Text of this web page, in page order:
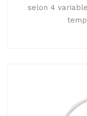
selon 4